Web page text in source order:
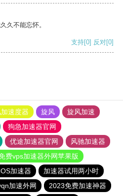
久不能忘怀。
支持[0] 反对[0]
速度器 旋风
旋风加速
狗急加速器官网
优途加速器官网
风驰加速器
费vps加速器外网苹果版
加速器
加速器试用两小时
加速外网
2023免费加速神器